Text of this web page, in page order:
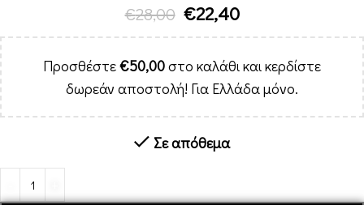
€28,00 €22,40
Προσθέστε€50,00στο καλάθι και κερδίστε
δωρεάν αποστολή! Για Ελλάδα μόνο.
Σε απόθεμα